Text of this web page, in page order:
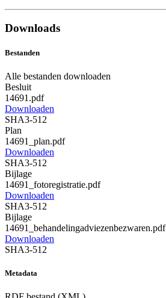
Downloads
Bestanden
Alle bestanden downloaden
Besluit
14691.pdf
Downloaden
SHA3-512
Plan
14691_plan.pdf
Downloaden
SHA3-512
Bijlage
14691_fotoregistratie.pdf
Downloaden
SHA3-512
Bijlage
14691_behandelingadviezenbezwaren.pdf
Downloaden
SHA3-512
Metadata